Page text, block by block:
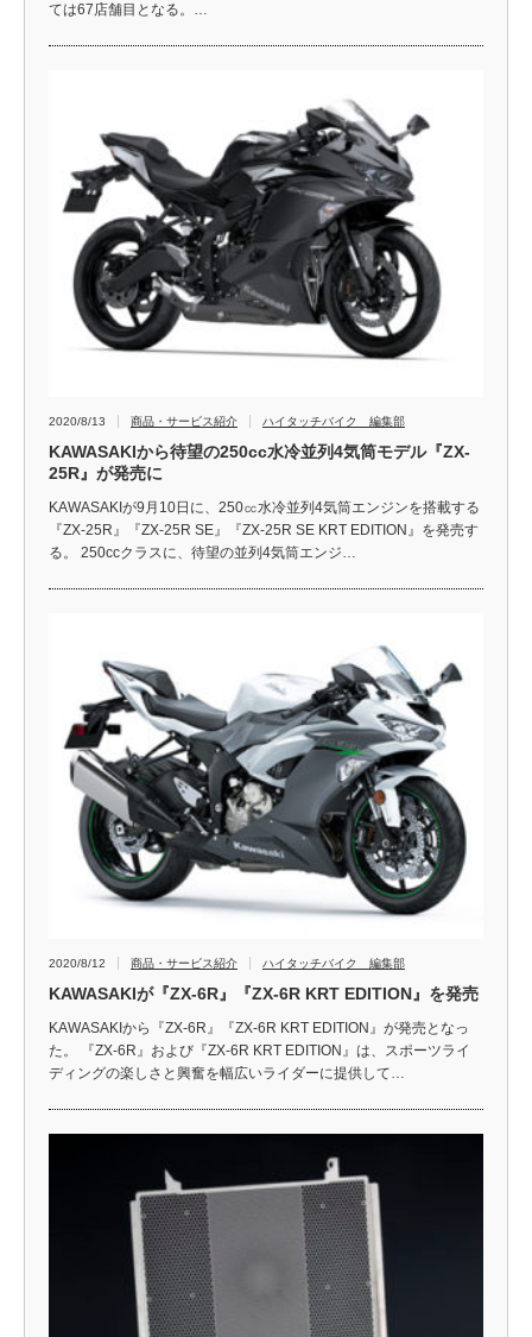
ては67店舗目となる。…
2020/8/13 商品・サービス紹介 ハイタッチバイク 編集部
KAWASAKIから待望の250cc水冷並列4気筒モデル『ZX-
25R』が発売に
KAWASAKIが9月10日に、250㏄水冷並列4気筒エンジンを搭載する
『ZX-25R』『ZX-25R SE』『ZX-25R SE KRT EDITION』を発売す
る。 250ccクラスに、待望の並列4気筒エンジ…
2020/8/12 商品・サービス紹介 ハイタッチバイク 編集部
KAWASAKIが『ZX-6R』『ZX-6R KRT EDITION』を発売
KAWASAKIから『ZX-6R』『ZX-6R KRT EDITION』が発売となっ
た。 『ZX-6R』および『ZX-6R KRT EDITION』は、スポーツライ
ディングの楽しさと興奮を幅広いライダーに提供して…